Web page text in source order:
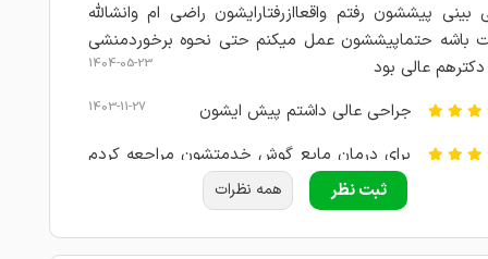
بینی پیششون رفتم واقعاازرفتارایشون راضی ام وانشالله
باشه حتماپیششون عمل میکنم حتی نحوه برخوردمنشی
عالی بود
1404-05-23
جراحی عالی داشتم پیش ایشون 1403-11-27
برای درمان مایع گوش خدمتشون مراجعه کردم
چنددکتر باداروهای ایشون دو روزه خوب شدم
پیشنهاد میدم خانم دکتر رو چون تشخیصشون
ثبت نظر همه نظرات